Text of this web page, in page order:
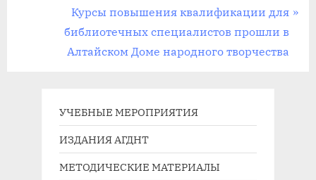
записям
С
л
е
ю
щ
а
я
Курсы повышения квалификации для
библиотечных специалистов прошли в
Алтайском Доме народного творчества
УЧЕБНЫЕ МЕРОПРИЯТИЯ
ИЗДАНИЯ АГДНТ
МЕТОДИЧЕСКИЕ МАТЕРИАЛЫ